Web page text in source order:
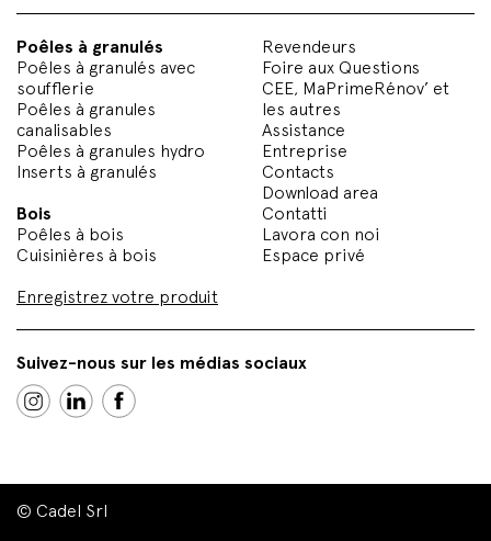
Poêles à granulés
Poêles à granulés avec
soufflerie
Poêles à granules
canalisables
Poêles à granules hydro
Inserts à granulés
Bois
Poêles à bois
Cuisinières à bois
Enregistrez votre produit
Revendeurs
Foire aux Questions
CEE, MaPrimeRénov’ et
les autres
Assistance
Entreprise
Contacts
Download area
Contatti
Lavora con noi
Espace privé
Suivez-nous sur les médias sociaux
© Cadel Srl